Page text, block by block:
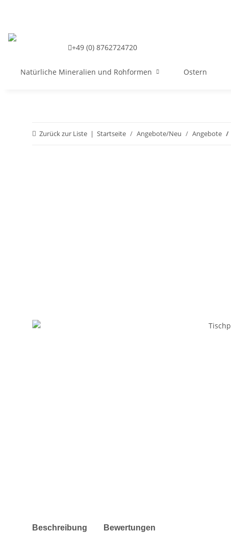
+49 (0) 8762724720
Natürliche Mineralien und Rohformen Ostern
Zurück zur Liste Startseite Angebote/Neu Angebote
weitere Registerkarten anzeigen
Beschreibung Bewertungen